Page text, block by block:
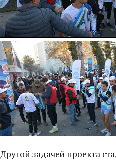
Другой задачей проекта